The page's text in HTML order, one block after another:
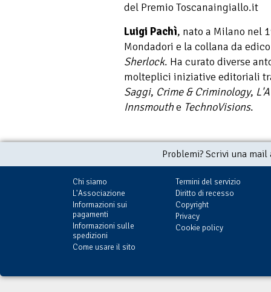
del Premio Toscanaingiallo.it
Luigi Pachì, nato a Milano nel
Mondadori e la collana da
Sherlock. Ha curato diverse
molteplici iniziative editoriali
Saggi, Crime & Criminology,
Innsmouthe TechnoVisions.
Problemi? Scrivi una
Chi siamo
L'Associazione
Informazioni sui
pagamenti
Informazioni sulle
spedizioni
Come usare il sito
Termini del servizio
Diritto di recesso
Copyright
Privacy
Cookie policy